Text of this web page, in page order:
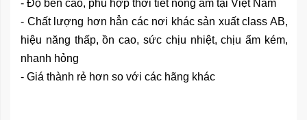
- Độ bền cao, phù hợp thời tiết nóng ẩm tại Việt Nam
- Chất lượng hơn hẳn các nơi khác sản xuất class AB,
hiệu năng thấp, ồn cao, sức chịu nhiệt, chịu ẩm kém,
nhanh hỏng
- Giá thành rẻ hơn so với các hãng khác